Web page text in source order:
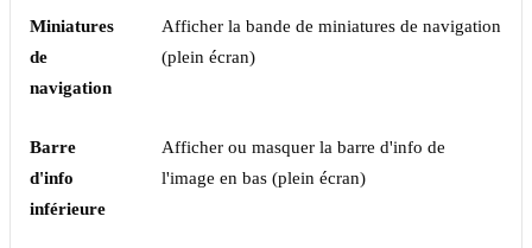
Miniatures
de
navigation
Afficher la bande de miniatures de navigation
(plein écran)
Barre
d'info
inférieure
Afficher ou masquer la barre d'info de
l'image en bas (plein écran)